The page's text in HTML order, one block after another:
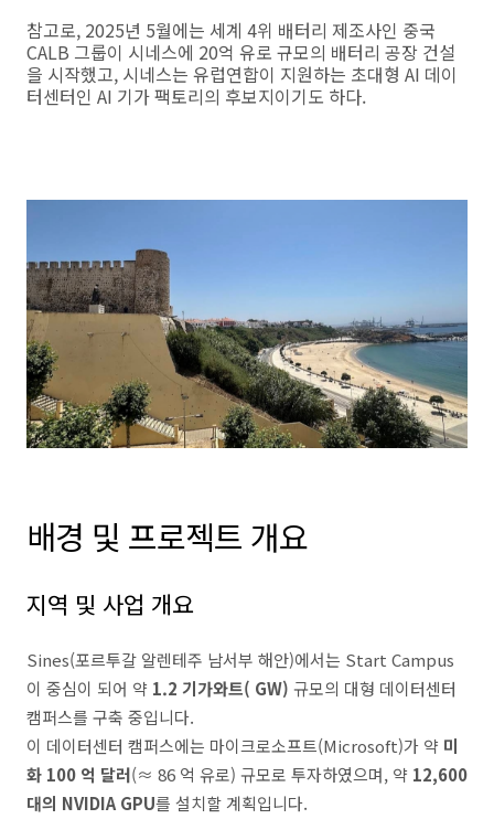
참고로, 2025년 5월에는 세계 4위 배터리 제조사인 중국
CALB 그룹이 시네스에 20억 유로 규모의 배터리 공장 건설
을 시작했고, 시네스는 유럽연합이 지원하는 초대형 AI 데이
터센터인 AI 기가 팩토리의 후보지이기도 하다.
배경 및 프로젝트 개요
지역 및 사업 개요
Sines(포르투갈 알렌테주 남서부 해안)에서는 Start Campus
이 중심이 되어 약 1.2 기가와트( GW) 규모의 대형 데이터센터
캠퍼스를 구축 중입니다.
이 데이터센터 캠퍼스에는 마이크로소프트(Microsoft)가 약 미
화 100 억 달러(≈ 86 억 유로) 규모로 투자하였으며, 약 12,600
대의 NVIDIA GPU를 설치할 계획입니다.